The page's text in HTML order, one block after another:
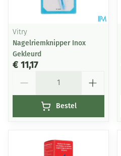
Vitry
Nagelriemknipper Inox
Gekleurd
€ 11,17
Bestel